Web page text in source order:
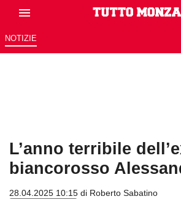
NOTIZIE
L’anno terribile
biancorosso
28.04.2025 10:15 di Roberto Sabatino